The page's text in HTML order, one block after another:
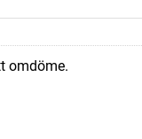
omdöme.